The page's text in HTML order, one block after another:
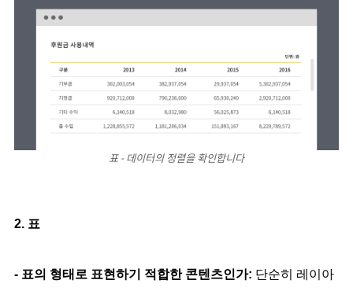
표 - 데이터의 정렬을 확인합니다
2. 표
- 표의 형태로 표현하기 적합한 콘텐츠인가: 단순히 레이아